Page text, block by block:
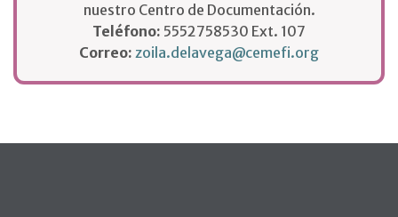
nuestro Centro de Documentación.
Teléfono: 5552758530 Ext. 107
Correo: zoila.delavega@cemefi.org